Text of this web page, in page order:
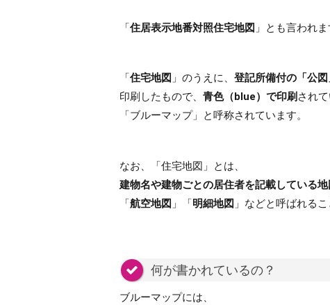
「住居表示地番対照住宅地図 」とも言われま
「住宅地図 」のうえに、 登記所備付の「公図
印刷したもので、 青色（blue）で印刷 され
「ブルーマップ」と呼称されています。
なお、「住宅地図」とは、
建物名や建物ごとの居住者を記載している
「航空地図 」「明細地図 」などと呼ばれるこ
何が書かれているの？
ブルーマップには、